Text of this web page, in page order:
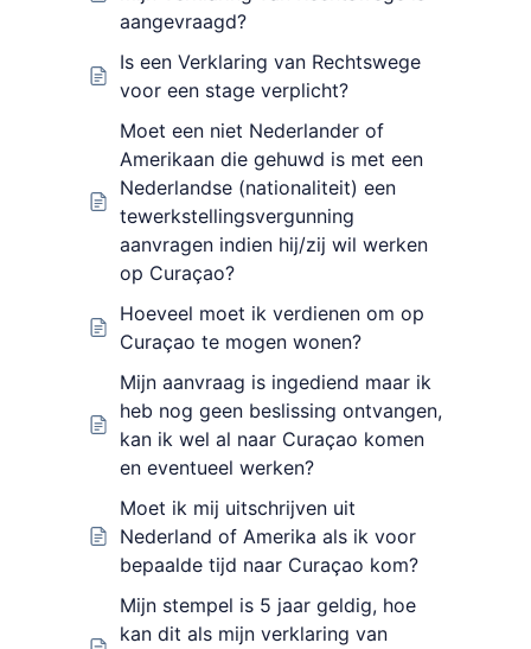
aangevraagd?
Is een Verklaring van Rechtswege
voor een stage verplicht?
Moet een niet Nederlander of
Amerikaan die gehuwd is met een
Nederlandse (nationaliteit) een
tewerkstellingsvergunning
aanvragen indien hij/zij wil werken
op Curaçao?
Hoeveel moet ik verdienen om op
Curaçao te mogen wonen?
Mijn aanvraag is ingediend maar ik
heb nog geen beslissing ontvangen,
kan ik wel al naar Curaçao komen
en eventueel werken?
Moet ik mij uitschrijven uit
Nederland of Amerika als ik voor
bepaalde tijd naar Curaçao kom?
Mijn stempel is 5 jaar geldig, hoe
kan dit als mijn verklaring van